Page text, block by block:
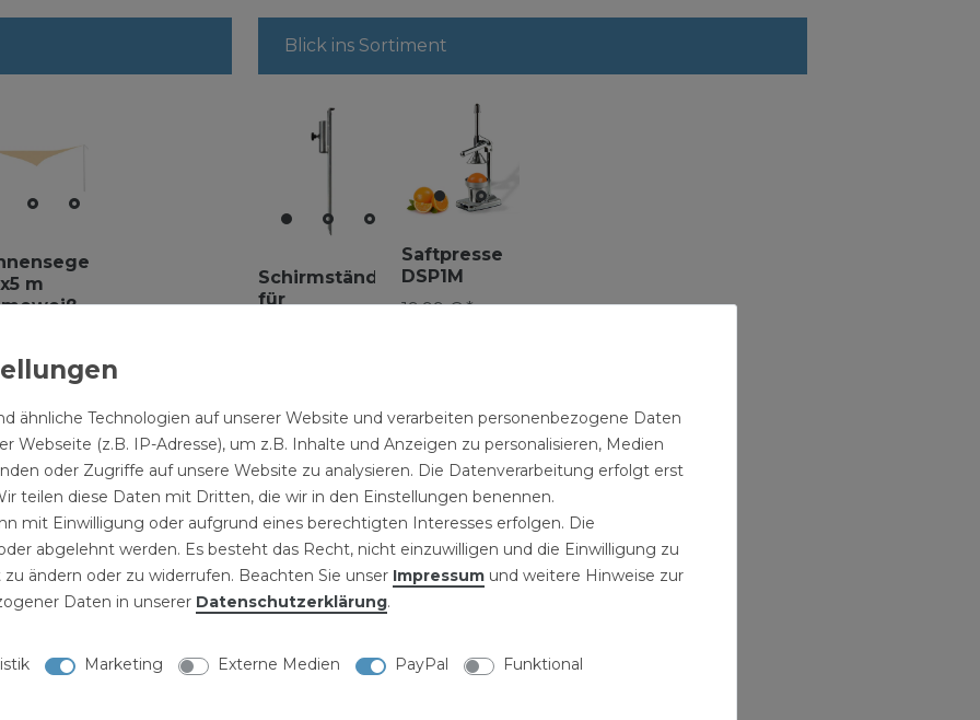
m
Blick ins Sortiment
Schirmständer
für
Saftpresse
DSP1M
19,99 € *
DATEN
terracotta
terracotta
Ihrer Kinder über dem
ähnliche Technologien auf unserer Website und verarbeiten personenbezogene Daten
Webseite (z.B. IP-Adresse), um z.B. Inhalte und Anzeigen zu personalisieren, Medien
oder Zugriffe auf unsere Website zu analysieren. Die Datenverarbeitung erfolgt erst
teilen diese Daten mit Dritten, die wir in den Einstellungen benennen.
mit Einwilligung oder aufgrund eines berechtigten Interesses erfolgen. Die
abgelehnt werden. Es besteht das Recht, nicht einzuwilligen und die Einwilligung zu
ändern oder zu widerrufen. Beachten Sie unser Impressum und weitere Hinweise zur
Daten in unserer Daten­schutz­erklärung.
Marketing Externe Medien PayPal Funktional